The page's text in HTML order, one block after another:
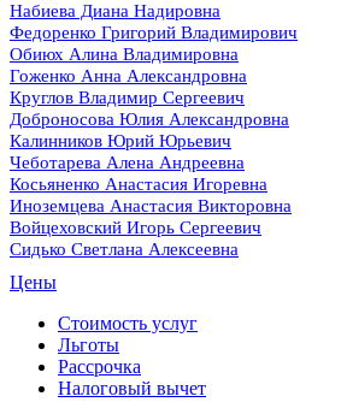
Набиева Диана Надировна
Федоренко Григорий Владимирович
Обиюх Алина Владимировна
Гоженко Анна Александровна
Круглов Владимир Сергеевич
Доброносова Юлия Александровна
Калинников Юрий Юрьевич
Чеботарева Алена Андреевна
Косьяненко Анастасия Игоревна
Иноземцева Анастасия Викторовна
Войцеховский Игорь Сергеевич
Сидько Светлана Алексеевна
Цены
Стоимость услуг
Льготы
Рассрочка
Налоговый вычет